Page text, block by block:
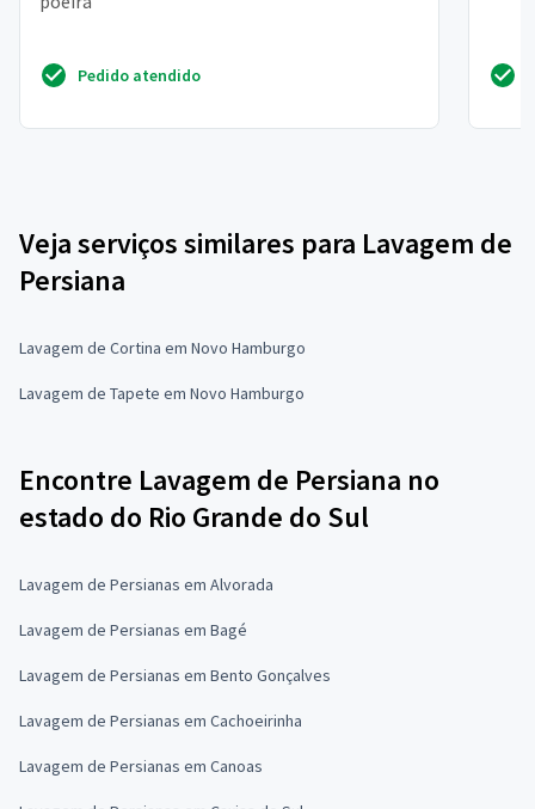
Pedido atendido
Veja serviços similares para Lavagem de
Persiana
Lavagem de Cortina em Novo Hamburgo
Lavagem de Tapete em Novo Hamburgo
Encontre Lavagem de Persiana no
estado do Rio Grande do Sul
Lavagem de Persianas em Alvorada
Lavagem de Persianas em Bagé
Lavagem de Persianas em Bento Gonçalves
Lavagem de Persianas em Cachoeirinha
Lavagem de Persianas em Canoas